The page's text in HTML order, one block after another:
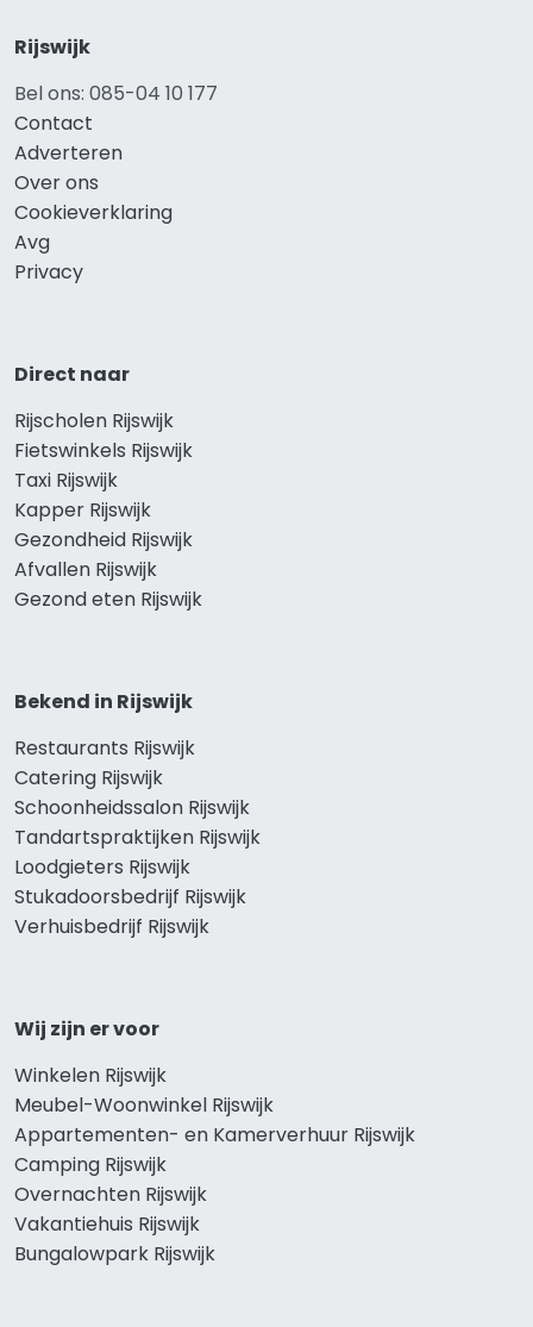
Rijswijk
Bel ons: 085-04 10 177
Contact
Adverteren
Over ons
Cookieverklaring
Avg
Privacy
Direct naar
Rijscholen Rijswijk
Fietswinkels Rijswijk
Taxi Rijswijk
Kapper Rijswijk
Gezondheid Rijswijk
Afvallen Rijswijk
Gezond eten Rijswijk
Bekend in Rijswijk
Restaurants Rijswijk
Catering Rijswijk
Schoonheidssalon Rijswijk
Tandartspraktijken Rijswijk
Loodgieters Rijswijk
Stukadoorsbedrijf Rijswijk
Verhuisbedrijf Rijswijk
Wij zijn er voor
Winkelen Rijswijk
Meubel-Woonwinkel Rijswijk
Appartementen- en Kamerverhuur Rijswijk
Camping Rijswijk
Overnachten Rijswijk
Vakantiehuis Rijswijk
Bungalowpark Rijswijk